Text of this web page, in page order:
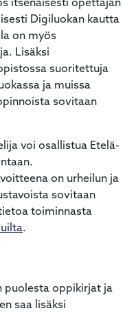
itsenäisesti opettajan
Digiluokan kautta
on myös
Lisäksi
suoritettuja
ja muissa
sovitaan
voi osallistua Etelä-
on urheilun ja
sovitaan
toiminnasta
.
puolesta oppikirjat ja
saa lisäksi